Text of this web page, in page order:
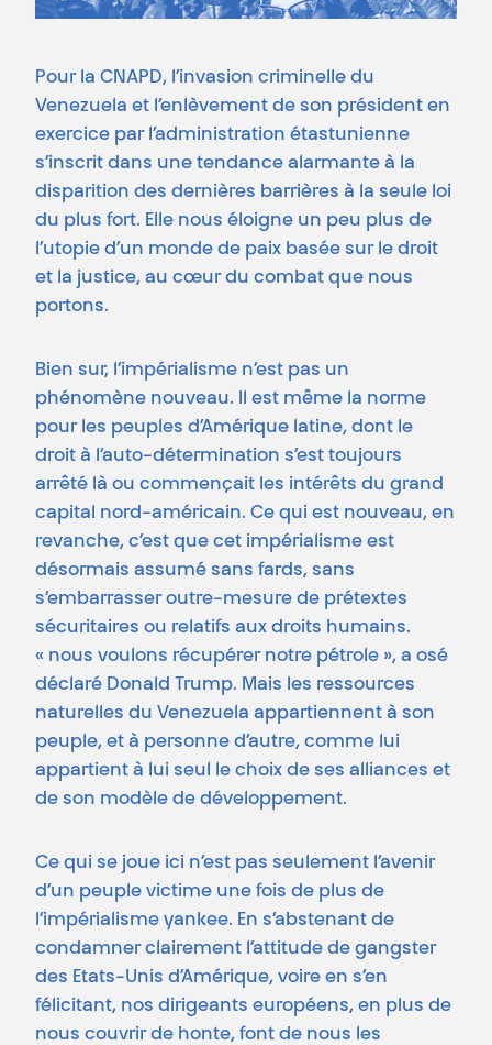
Pour la CNAPD, l’invasion criminelle du
Venezuela et l’enlèvement de son président en
exercice par l’administration étastunienne
s’inscrit dans une tendance alarmante à la
disparition des dernières barrières à la seule loi
du plus fort. Elle nous éloigne un peu plus de
l’utopie d’un monde de paix basée sur le droit
et la justice, au cœur du combat que nous
portons.
Bien sur, l’impérialisme n’est pas un
phénomène nouveau. Il est même la norme
pour les peuples d’Amérique latine, dont le
droit à l’auto-détermination s’est toujours
arrêté là ou commençait les intérêts du grand
capital nord-américain. Ce qui est nouveau, en
revanche, c’est que cet impérialisme est
désormais assumé sans fards, sans
s’embarrasser outre-mesure de prétextes
sécuritaires ou relatifs aux droits humains.
« nous voulons récupérer notre pétrole », a osé
déclaré Donald Trump. Mais les ressources
naturelles du Venezuela appartiennent à son
peuple, et à personne d’autre, comme lui
appartient à lui seul le choix de ses alliances et
de son modèle de développement.
Ce qui se joue ici n’est pas seulement l’avenir
d’un peuple victime une fois de plus de
l’impérialisme yankee. En s’abstenant de
condamner clairement l’attitude de gangster
des Etats-Unis d’Amérique, voire en s’en
félicitant, nos dirigeants européens, en plus de
nous couvrir de honte, font de nous les